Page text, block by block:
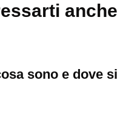
anche
sono e dove si